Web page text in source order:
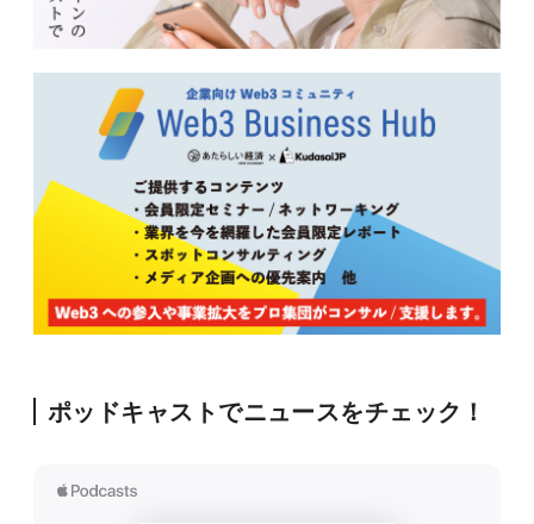
ポッドキャストでニュースをチェック！